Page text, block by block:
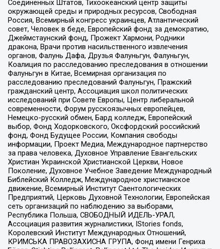
Соединенных Штатов, Тихоокеанский центр защиты
окружающей среды и природных ресурсов, Свободная
Россия, Всемирный конгресс украинцев, Атлантический
совет, Человек в беде, Европейский фонд за демократию,
Джеймстаунский фонд, Прожект Хармони, Родники
дракона, Врачи против насильственного извлечения
органов, Фалунь Дафа, Друзья Фалуньгун, Фалуньгун,
Коалиция по расследованию преследования в отношении
Фалуньгун в Китае, Всемирная организация по
расследованию преследований Фалуньгун, Пражский
гражданский центр, Ассоциация школ политических
исследований при Совете Европы, Центр либеральной
современности, Форум русскоязычных европейцев,
Немецко-русский обмен, Бард колледж, Европейский
выбор, Фонд Ходорковского, Оксфордский российский
фонд, Фонд Будущее России, Компания свободы
информации, Проект Медиа, Международное партнерство
за права человека, Духовное Управление Евангельских
Христиан Украинской Христианской Церкви, Новое
Поколение, Духовное Учебное Заведение Международный
Библейский Колледж, Международное христианское
движение, Всемирный Институт Саентологических
Предприятий, Церковь Духовной Технологии, Европейская
сеть организаций по наблюдению за выборами,
Республика Польша, СВОБОДНЫЙ ИДЕЛЬ-УРАЛ,
Ассоциация развития журналистики, IStories fonds,
Королевский Институт Международных Отношений,
КРИМСЬКА ПРАВОЗАХИСНА ГРУПА, Фонд имени Генриха